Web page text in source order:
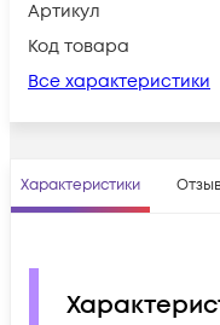
Артикул
Код товара
Все характеристики
Характеристики